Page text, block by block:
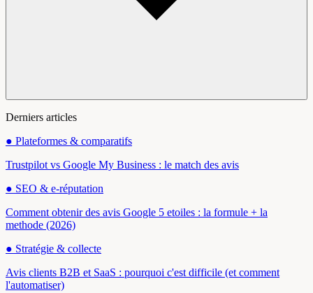
Derniers articles
● Plateformes & comparatifs
Trustpilot vs Google My Business : le match des avis
● SEO & e-réputation
Comment obtenir des avis Google 5 etoiles : la formule + la
methode (2026)
● Stratégie & collecte
Avis clients B2B et SaaS : pourquoi c'est difficile (et comment
l'automatiser)